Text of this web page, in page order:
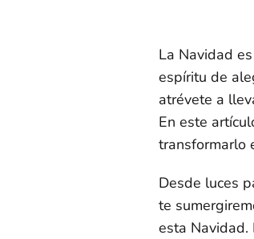
La Navidad
espíritu de
atrévete a
En este
transformarlo
Desde luces
te
esta Navidad.